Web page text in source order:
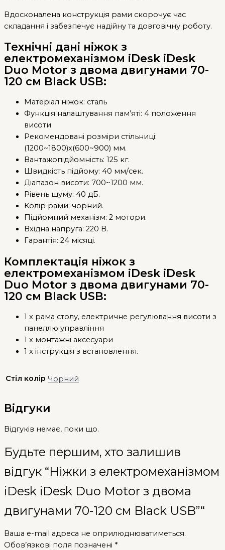
Вдосконалена конструкція рами скорочує час
складання і забезпечує надійну та довговічну роботу.
Технічні дані ніжок з
електромеханізмом iDesk iDesk
Duo Motor з двома двигунами 70-
120 см Black USB:
Матеріал ніжок: сталь
Функція налаштування пам’яті: 4 положення
висоти
Рекомендовані розміри стільниці:
(1200~1800)x(600~900) мм.
Вантажопідйомність: 125 кг.
Швидкість підйому: 40 мм/сек.
Діапазон висоти: 700~1200 мм.
Рівень шуму: 40 дБ.
Колір рами: чорний.
Підйомний механізм: 2 мотори.
Вхідна напруга: 220 В.
Гарантія: 24 місяці.
Комплектація ніжок з
електромеханізмом iDesk iDesk
Duo Motor з двома двигунами 70-
120 см Black USB:
1 x рама столу, електричне регулювання висоти з
панеллю управління
1 х монтажні аксесуари
1 х інструкція з встановлення.
Стіл колір Чорний
Відгуки
Відгуків немає, поки що.
Будьте першим, хто залишив
відгук “Ніжки з електромеханізмом
iDesk iDesk Duo Motor з двома
двигунами 70-120 см Black USB”“
Ваша e-mail адреса не оприлюднюватиметься.
Обов’язкові поля позначені *